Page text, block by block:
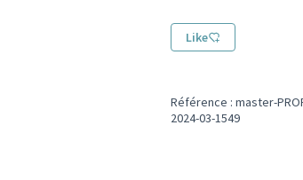
Like
Référence : master-
2024-03-1549